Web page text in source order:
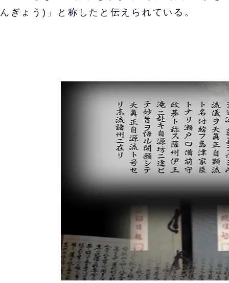
んぎょう)」と称したと伝えられている。